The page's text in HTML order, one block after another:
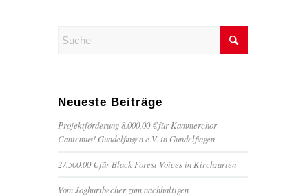
Neueste Beiträge
Projektförderung 8.000,00 € für Kammerchor
Cantemus! Gundelfingen e.V. in Gundelfingen
27.500,00 € für Black Forest Voices in Kirchzarten
Vom Joghurtbecher zum nachhaltigen